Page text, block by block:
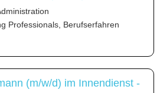
Professionals, Berufserfahren
(m/w/d) im Innendienst -